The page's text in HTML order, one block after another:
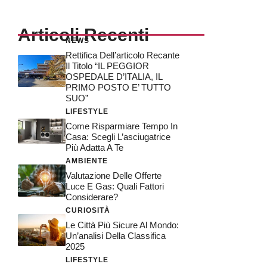
Articoli Recenti
NEWS
Rettifica Dell’articolo Recante
Il Titolo “IL PEGGIOR
OSPEDALE D’ITALIA, IL
PRIMO POSTO E’ TUTTO
SUO”
LIFESTYLE
Come Risparmiare Tempo In
Casa: Scegli L’asciugatrice
Più Adatta A Te
AMBIENTE
Valutazione Delle Offerte
Luce E Gas: Quali Fattori
Considerare?
CURIOSITÀ
Le Città Più Sicure Al Mondo:
Un’analisi Della Classifica
2025
LIFESTYLE